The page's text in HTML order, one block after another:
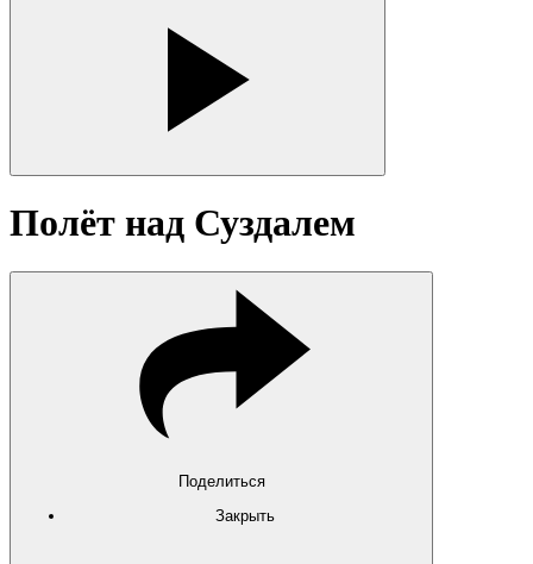
Полёт над Суздалем
Поделиться
Закрыть